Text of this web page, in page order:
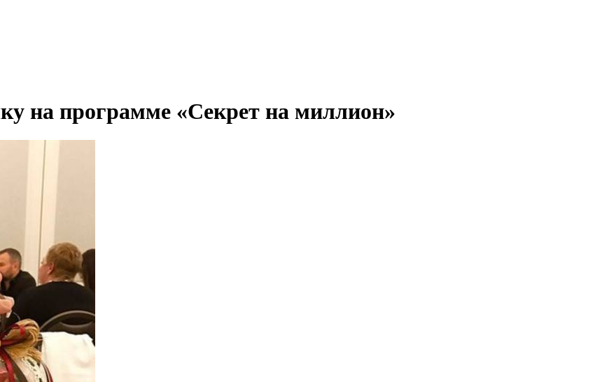
на программе «Секрет на миллион»